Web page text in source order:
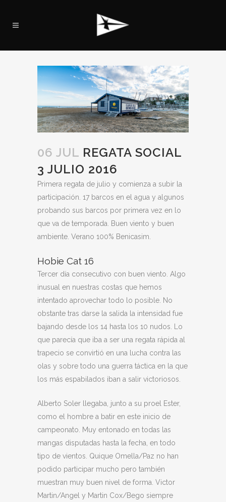
06 JUL REGATA SOCIAL
3 JULIO 2016
Primera regata de julio y comienza a subir la
participación. 17 barcos en el agua y algunos
probando sus barcos por primera vez en lo
que va de temporada. Buen viento y buen
ambiente. Verano 100% Benicasim.
Hobie Cat 16
Tercer día consecutivo con buen viento. Algo
inusual en nuestras costas que hemos
intentado aprovechar todo lo posible. No
obstante tras darse la salida la intensidad fue
bajando desde los 14 hasta los 10 nudos. Lo
que parecía que iba a ser una regata rápida al
trapecio se convirtió en una lucha contra las
olas y sobre todo una guerra táctica en la que
los más espabilados iban a salir victoriosos.
Alberto Soler llegaba, junto a su proel Ester,
como el hombre a batir en este inicio de
campeonato. Muy entonado en todas las
mangas disputadas hasta la fecha, en todo
tipo de vientos. Quique Omella/Paz no han
podido participar mucho pero también
muestran muy buen nivel de forma. Victor
Martin/Angel y Martin Cox/Bego siempre